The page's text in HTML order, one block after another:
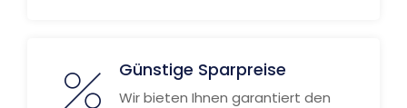
Günstige Sparpreise
Wir bieten Ihnen garantiert den